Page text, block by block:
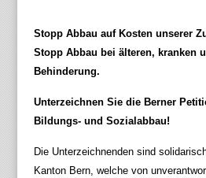
Stopp Abbau auf Kosten unserer
Stopp Abbau bei älteren, kranken
Behinderung.
Unterzeichnen Sie die Berner
Bildungs- und Sozialabbau!
Die Unterzeichnenden sind
Kanton Bern, welche von